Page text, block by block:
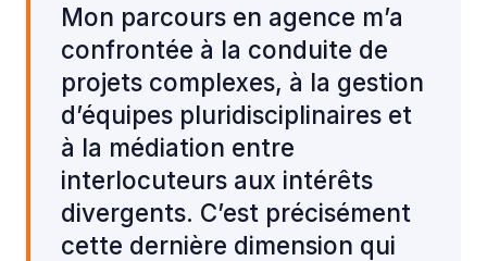
Mon parcours en agence m’a
confrontée à la conduite de
projets complexes, à la gestion
d’équipes pluridisciplinaires et
à la médiation entre
interlocuteurs aux intérêts
divergents. C’est précisément
cette dernière dimension qui